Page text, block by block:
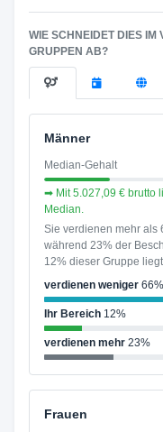
WIE SCHNEIDET DIES IM
GRUPPEN AB?
Männer
Median-Gehalt
➡ Mit 5.027,09 € brutto
Median.
Sie verdienen mehr als
während 23% der
12% dieser Gruppe
verdienen weniger66%
Ihr Bereich12%
verdienen mehr23%
Frauen